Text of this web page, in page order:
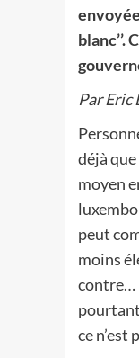
Par Eric
déjà
moyen
peut
moins
contre…
ce n’est